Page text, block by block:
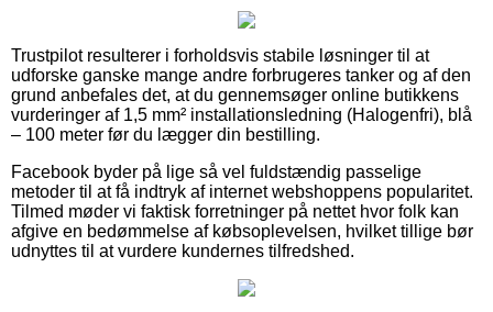
Trustpilot resulterer i forholdsvis stabile løsninger til at
udforske ganske mange andre forbrugeres tanker og af den
grund anbefales det, at du gennemsøger online butikkens
vurderinger af 1,5 mm² installationsledning (Halogenfri), blå
– 100 meter før du lægger din bestilling.
Facebook byder på lige så vel fuldstændig passelige
metoder til at få indtryk af internet webshoppens popularitet.
Tilmed møder vi faktisk forretninger på nettet hvor folk kan
afgive en bedømmelse af købsoplevelsen, hvilket tillige bør
udnyttes til at vurdere kundernes tilfredshed.